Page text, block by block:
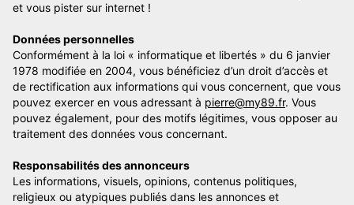
et vous pister sur internet !
Données personnelles
Conformément à la loi « informatique et libertés » du 6 janvier
1978 modifiée en 2004, vous bénéficiez d’un droit d’accès et
de rectification aux informations qui vous concernent, que vous
pouvez exercer en vous adressant à pierre@my89.fr. Vous
pouvez également, pour des motifs légitimes, vous opposer au
traitement des données vous concernant.
Responsabilités des annonceurs
Les informations, visuels, opinions, contenus politiques,
religieux ou atypiques publiés dans les annonces et